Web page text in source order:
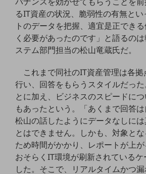
ビジネスお役立ち情報
旬な話題やお役立ち資料などDXの課題を
解決するヒントをお届けする記事サイト
新着記事
トレンド記事特集
IT用語集
中堅中小企業向け
サービス・ソリューション
課題やニーズに合ったサービスをご紹介し、
中堅中小企業のビジネスをサポート！
お悩みから見つける
お悩みから見つけるTOP
ネットワーク
るIT資産の状況、脆弱性の有無と
トのデータを把握、適宜是正でき
く必要があったのです」と語るの
ステム部門担当の松山竜蔵氏だ。
これまで同社のIT資産管理は各
行い、回答をもらうスタイルだっ
とに加え、ビジネスのスピードに
もあったという。「あくまで回答は
松山の話したようにデータなしに
とはできません。しかも、対象と
ため時間がかかり、レポートが上が
おそらくIT環境が刷新されているケ
した。そこで、リアルタイムかつ